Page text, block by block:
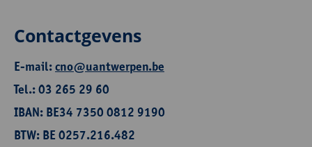
Contactgevens
E-mail:cno@uantwerpen.be
Tel.: 03 265 29 60
IBAN: BE34 7350 0812 9190
BTW: BE 0257.216.482